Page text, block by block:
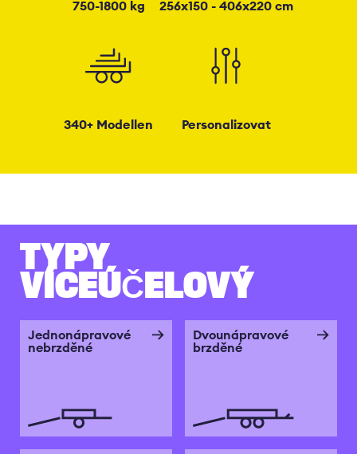
750-1800 kg 256x150 - 406x220 cm
340+ Modellen Personalizovat
TYPY
VÍCEÚČELOVÝ
Jednonápravové
nebrzděné
Dvounápravové
brzděné